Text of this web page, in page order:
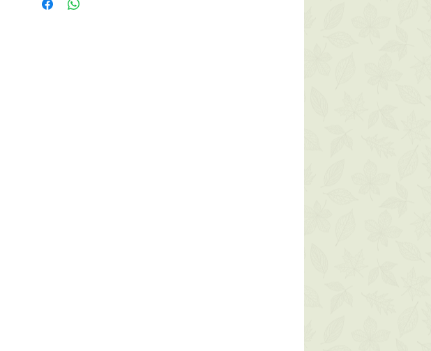
Barbadensis (aloe) in polvere*, acido citrico, alcool
resi per alcuna ragione. Tutta l'oggettistica può invece